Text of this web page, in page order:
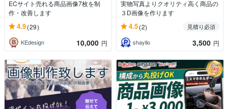
ECサイト売れる商品画像7枚を制
作・改善します
4.9(29)
KEdesign 10,000 円
実物写真よりクオリティ高く商品の
３D画像を作ります
4.5(2)
見積り必須
shayllo
3,500 円